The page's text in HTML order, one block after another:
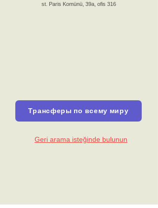
st. Paris Komünü, 39a, ofis 316
Трансферы по всему миру
Geri arama isteğinde bulunun